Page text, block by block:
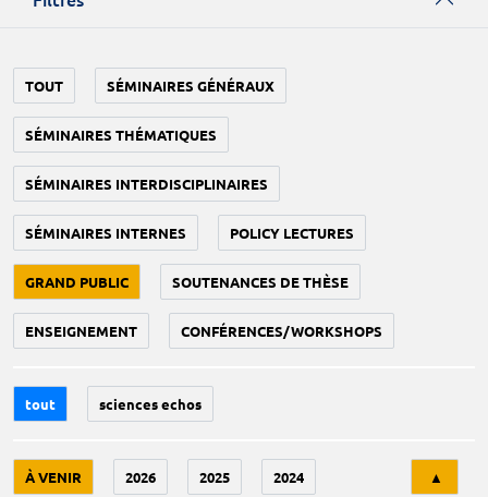
TOUT SÉMINAIRES GÉNÉRAUX
SÉMINAIRES THÉMATIQUES
SÉMINAIRES INTERDISCIPLINAIRES
SÉMINAIRES INTERNES POLICY LECTURES
GRAND PUBLIC SOUTENANCES DE THÈSE
ENSEIGNEMENT CONFÉRENCES/WORKSHOPS
tout sciences echos
À VENIR 2026 2025 2024 ▲